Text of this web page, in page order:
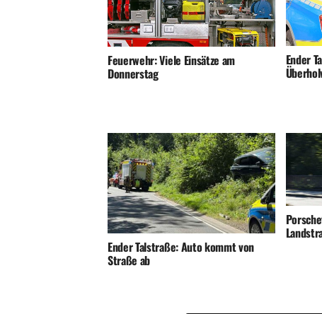
Feuerwehr: Viele Einsätze am
Donnerstag
Ender
Ender Talstraße: Auto kommt von
Straße ab